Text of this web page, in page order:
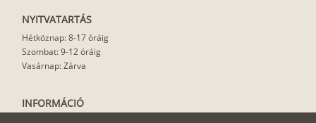
NYITVATARTÁS
Hétköznap: 8-17 óráig
Szombat: 9-12 óráig
Vasárnap: Zárva
INFORMÁCIÓ